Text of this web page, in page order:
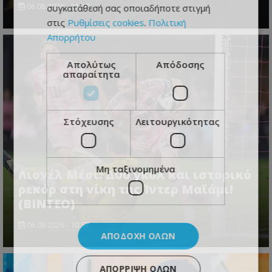
06.08.2026 - 11:10
Λιονέλ Μέσι: Δύο γκολ και ιστορικό
ρεκόρ στη νίκη της Ίντερ Μαϊάμι!
(ΒΙΝΤΕΟ)
06.08.2026 - 10:57
συγκατάθεσή σας οποιαδήποτε στιγμή
στις Ρυθμίσεις cookies. Πολιτική
Απορρήτου
Απολύτως
απαραίτητα
Απόδοσης
Στόχευσης Λειτουργικότητας
Μη ταξινομημένα
ΑΠΟΔΟΧΉ ΌΛΩΝ
ΑΠΌΡΡΙΨΗ ΌΛΩΝ